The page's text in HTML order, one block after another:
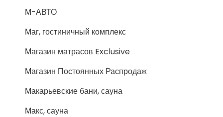
М-АВТО
Маг, гостиничный комплекс
Магазин матрасов Exclusive
Магазин Постоянных Распродаж
Макарьевские бани, сауна
Макс, сауна